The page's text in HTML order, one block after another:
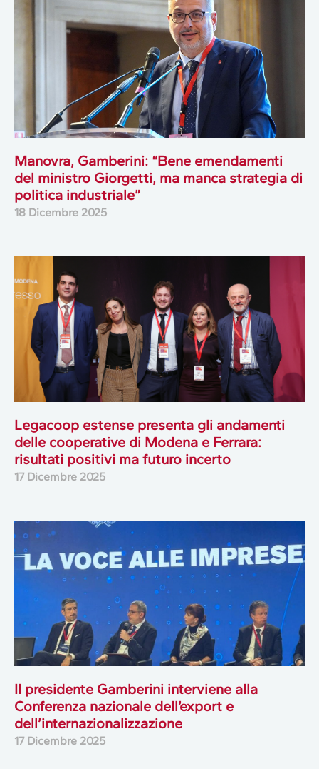
Manovra, Gamberini: “Bene emendamenti
del ministro Giorgetti, ma manca strategia di
politica industriale”
18 Dicembre 2025
Legacoop estense presenta gli andamenti
delle cooperative di Modena e Ferrara:
risultati positivi ma futuro incerto
17 Dicembre 2025
Il presidente Gamberini interviene alla
Conferenza nazionale dell’export e
dell’internazionalizzazione
17 Dicembre 2025